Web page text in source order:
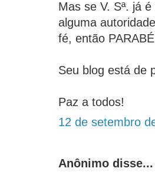
Mas se V. Sª. já
alguma
fé, então
Seu blog está de
Paz a todos!
12 de setembro
Anônimo disse...